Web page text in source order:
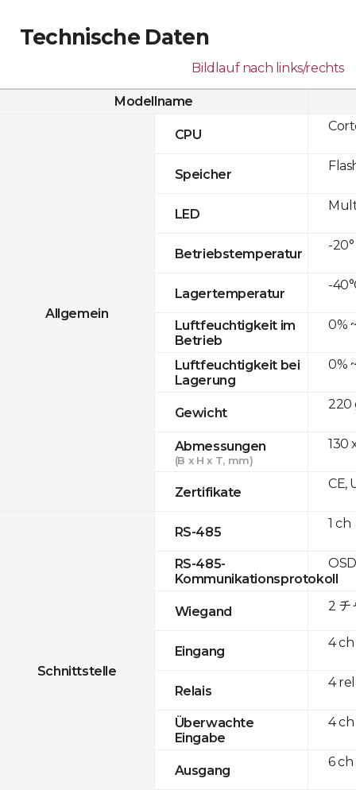
Technische Daten
Bildlauf nach links/rechts
Modellname
Allgemein
CPU
Speicher
LED
Betriebstemperatur
Lagertemperatur
Luftfeuchtigkeit im
Betrieb
Luftfeuchtigkeit bei
Lagerung
Gewicht
Abmessungen
(B x H x T, mm)
Zertifikate
Schnittstelle
RS-485
RS-485-
Kommunikationsprotokoll
Wiegand
Eingang
Relais
Überwachte
Eingabe
Ausgang
-20°
-
0%
0%
220
130
CE,
1 ch
2 チ
4 ch
4
4 ch
6 ch